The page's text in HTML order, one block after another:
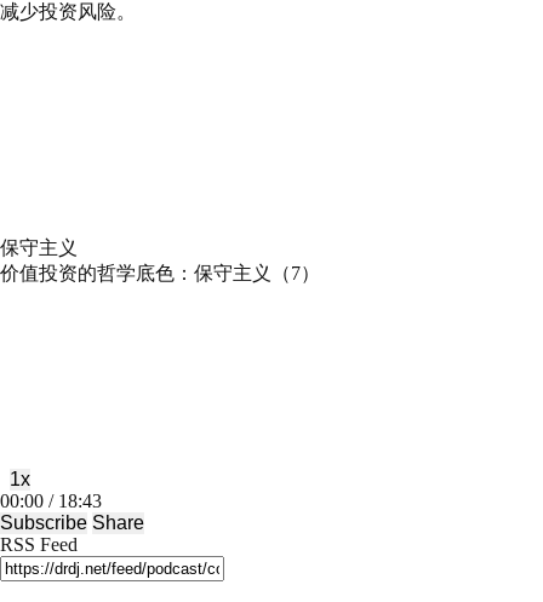
减少投资风险。
保守主义
价值投资的哲学底色：保守主义（7）
Mute/Unmute
Episode
Rewind
10
Seconds
1x
Fast
Forward
30
seconds
00:00 / 18:43
Subscribe Share
RSS Feed